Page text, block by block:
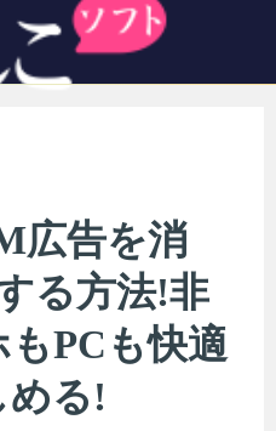
広告を消
る方法!非
PCも快適
める!